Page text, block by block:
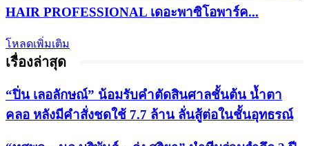
HAIR PROFESSIONAL เดอะพาซิโอพาร์ค...
โหลดเพิ่มเติม
เรื่องล่าสุด
“ปิ่น เลอลักษณ์” น้อมรับคำตัดสินศาลชั้นต้น น้ำตา
คลอ หลังมีคำสั่งชดใช้ 7.7 ล้าน ลั่นสู้ต่อในชั้นอุทธรณ์